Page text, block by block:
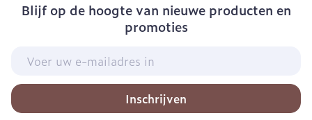
Blijf op de hoogte van nieuwe producten en
promoties
Inschrijven